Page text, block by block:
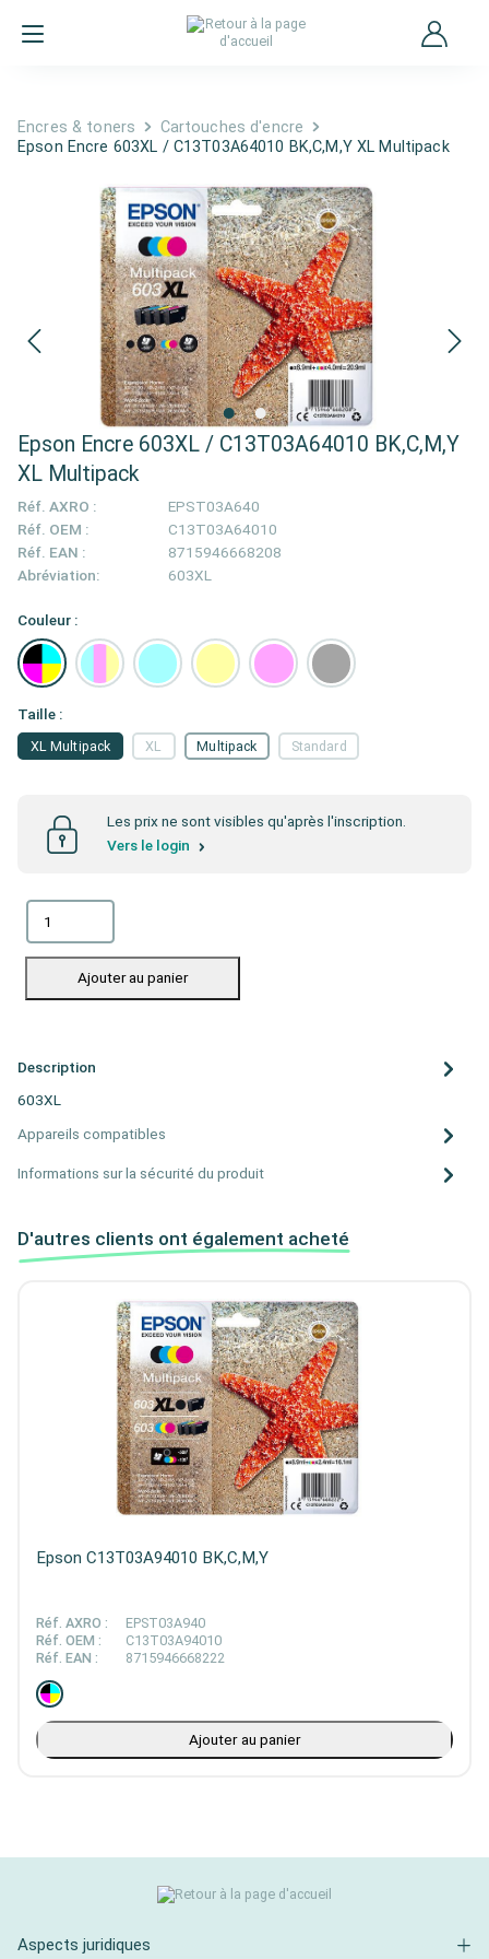
Encres & toners
Cartouches d'encre
Epson Encre 603XL / C13T03A64010 BK,C,M,Y XL Multipack
Epson Encre 603XL / C13T03A64010 BK,C,M,Y
XL Multipack
Réf. AXRO :
EPST03A640
Réf. OEM :
C13T03A64010
Réf. EAN :
8715946668208
Abréviation:
603XL
Couleur :
Taille :
Multipack Standard
XL Multipack XL
Les prix ne sont visibles qu'après l'inscription.
Vers le login
Ajouter au panier
Description
603XL
Appareils compatibles
Informations sur la sécurité du produit
D'autres clients ont également acheté
Epson C13T03A94010 BK,C,M,Y
Réf. AXRO :
EPST03A940
Réf. OEM :
C13T03A94010
Réf. EAN :
8715946668222
Ajouter au panier
Aspects juridiques